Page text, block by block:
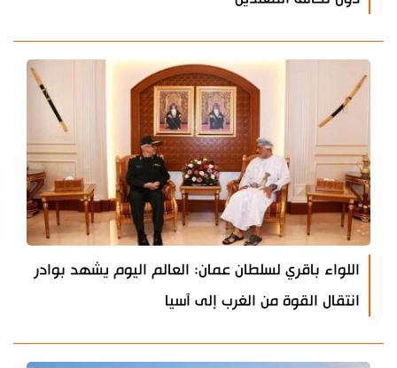
اللواء باقري لسلطان عمان: العالم اليوم يشهد بوادر
انتقال القوة من الغرب إلى آسيا